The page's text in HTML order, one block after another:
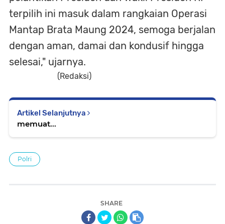
terpilih ini masuk dalam rangkaian Operasi
Mantap Brata Maung 2024, semoga berjalan
dengan aman, damai dan kondusif hingga
selesai," ujarnya.
(Redaksi)
Artikel Selanjutnya
memuat...
Polri
SHARE